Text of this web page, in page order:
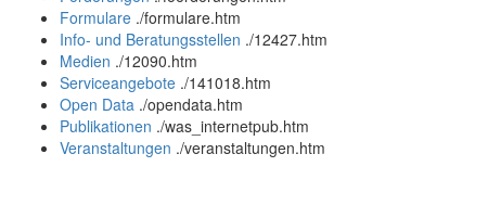
Formulare ./formulare.htm
Info- und Beratungsstellen ./12427.htm
Medien ./12090.htm
Serviceangebote ./141018.htm
Open Data ./opendata.htm
Publikationen ./was_internetpub.htm
Veranstaltungen ./veranstaltungen.htm